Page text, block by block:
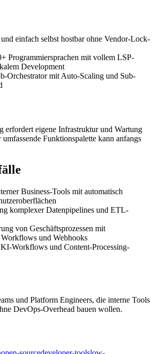
einfach selbst hostbar ohne Vendor-Lock-
Programmiersprachen mit vollem LSP-
Development
Orchestrator mit Auto-Scaling und Sub-
erfordert eigene Infrastruktur und Wartung
Funktionspalette kann anfangs
Business-Tools mit automatisch
komplexer Datenpipelines und ETL-
von Geschäftsprozessen mit
Workflows und Webhooks
Workflows und Content-Processing-
und Platform Engineers, die interne Tools
DevOps-Overhead bauen wollen.